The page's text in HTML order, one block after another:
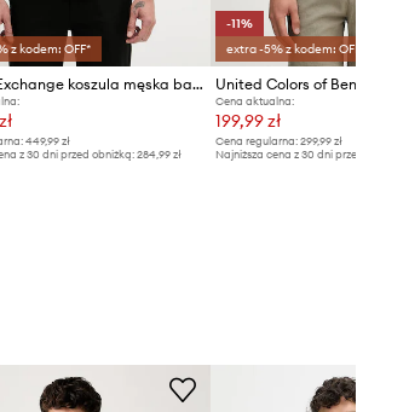
z kodem: OFF*
Armani Exchange koszula męska bawełniana
449,99 zł
z 30 dni przed obniżką:284,99 zł
-11%
extra -5% z kodem: OFF*
Cena aktualna:
199,99 zł
Cena regularna: 299,99 zł
Najniższa cena z 30 dni przed obniżką: